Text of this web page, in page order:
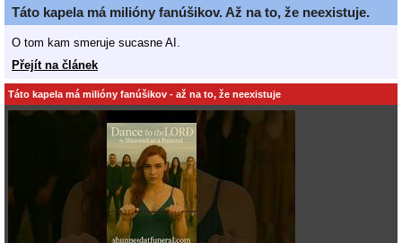
Táto kapela má milióny fanúšikov. Až na to, že neexistuje.
O tom kam smeruje sucasne AI.
Přejít na článek
Táto kapela má milióny fanúšikov - až na to, že neexistuje